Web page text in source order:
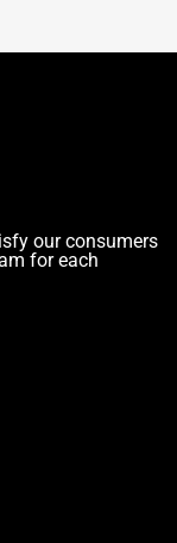
our consumers
for each